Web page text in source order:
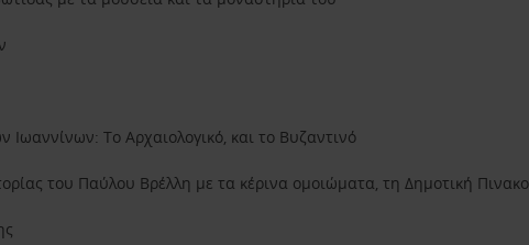
Ιωαννίνων: Το Αρχαιολογικό, και το Βυζαντινό
του Παύλου Βρέλλη με τα κέρινα ομοιώματα, τη Δημοτική